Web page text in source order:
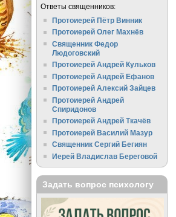
Ответы священников:
Протоиерей Пётр Винник
Протоиерей Олег Махнёв
Священник Федор
Людоговский
Протоиерей Андрей Кульков
Протоиерей Андрей Ефанов
Протоиерей Алексий Зайцев
Протоиерей Андрей
Спиридонов
Протоиерей Андрей Ткачёв
Протоиерей Василий Мазур
Священник Сергий Бегиян
Иерей Владислав Береговой
Задать вопрос психологу